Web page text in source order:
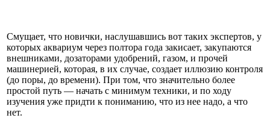
Смущает, что новички, наслушавшись вот таких экспертов, у
которых аквариум через полтора года закисает, закупаются
внешниками, дозаторами удобрений, газом, и прочей
машинерией, которая, в их случае, создает иллюзию контроля
(до поры, до времени). При том, что значительно более
простой путь — начать с минимум техники, и по ходу
изучения уже придти к пониманию, что из нее надо, а что
нет.